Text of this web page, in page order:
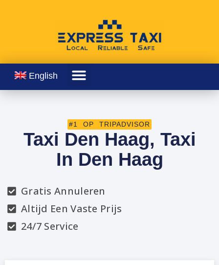
English
#1 OP TRIPADVISOR
Taxi Den Haag, Taxi
In Den Haag
Gratis Annuleren
Altijd Een Vaste Prijs
24/7 Service